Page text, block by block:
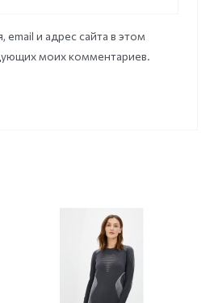
email и адрес сайта в этом
моих комментариев.